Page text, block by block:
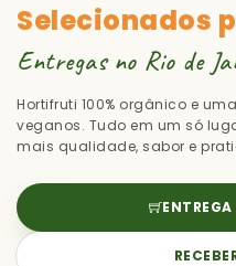
Selecionados
Entregas no Rio de
Hortifruti 100% orgânico e
veganos. Tudo em um só
mais qualidade, sabor e